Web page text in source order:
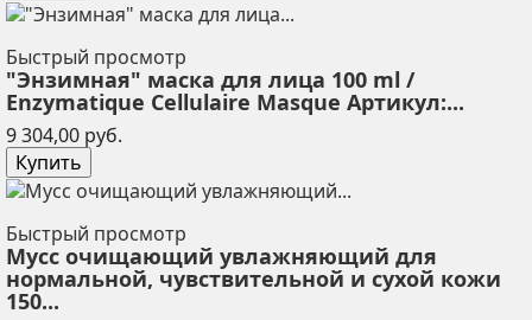
Быстрый просмотр
"Энзимная" маска для лица 100 ml /
Enzymatique Cellulaire Masque Артикул:...
9 304,00 руб.
Купить
Быстрый просмотр
Мусс очищающий увлажняющий для
нормальной, чувствительной и сухой кожи
150...